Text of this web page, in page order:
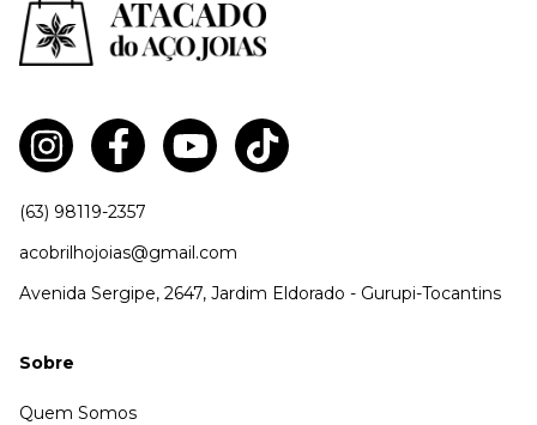
(63) 98119-2357
acobrilhojoias@gmail.com
Avenida Sergipe, 2647, Jardim Eldorado - Gurupi-Tocantins
Sobre
Quem Somos